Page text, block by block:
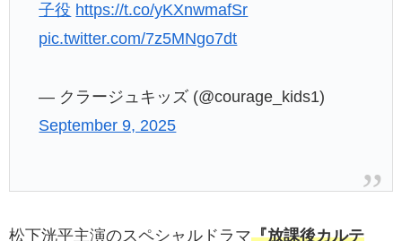
子役 https://t.co/yKXnwmafSr
pic.twitter.com/7z5MNgo7dt
— クラージュキッズ (@courage_kids1)
September 9, 2025
松下洸平主演のスペシャルドラマ『放課後カルテ